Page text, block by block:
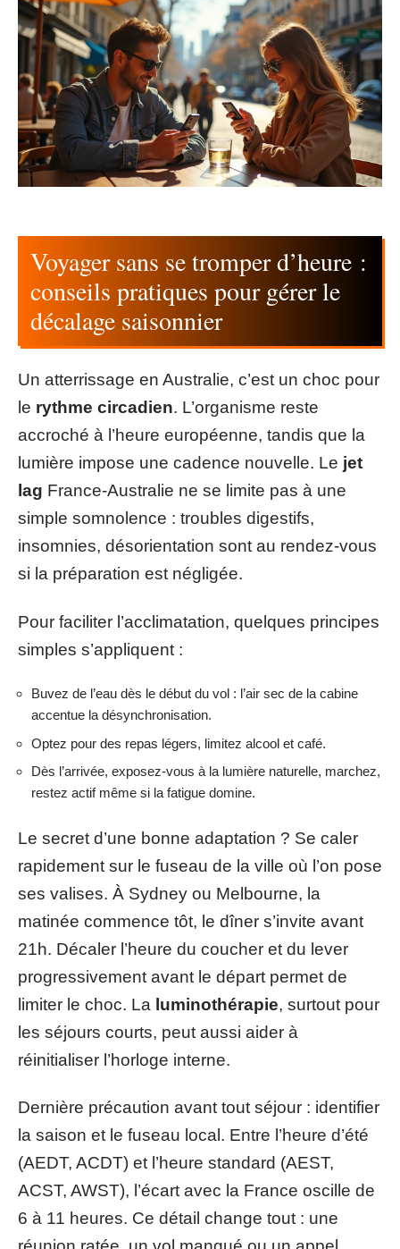
Voyager sans se tromper d’heure :
conseils pratiques pour gérer le
décalage saisonnier
Un atterrissage en Australie, c’est un choc pour
le rythme circadien. L’organisme reste
accroché à l’heure européenne, tandis que la
lumière impose une cadence nouvelle. Le jet
lag France-Australie ne se limite pas à une
simple somnolence : troubles digestifs,
insomnies, désorientation sont au rendez-vous
si la préparation est négligée.
Pour faciliter l’acclimatation, quelques principes
simples s’appliquent :
Buvez de l’eau dès le début du vol : l’air sec de la cabine
accentue la désynchronisation.
Optez pour des repas légers, limitez alcool et café.
Dès l’arrivée, exposez-vous à la lumière naturelle, marchez,
restez actif même si la fatigue domine.
Le secret d’une bonne adaptation ? Se caler
rapidement sur le fuseau de la ville où l’on pose
ses valises. À Sydney ou Melbourne, la
matinée commence tôt, le dîner s’invite avant
21h. Décaler l’heure du coucher et du lever
progressivement avant le départ permet de
limiter le choc. La luminothérapie, surtout pour
les séjours courts, peut aussi aider à
réinitialiser l’horloge interne.
Dernière précaution avant tout séjour : identifier
la saison et le fuseau local. Entre l’heure d’été
(AEDT, ACDT) et l’heure standard (AEST,
ACST, AWST), l’écart avec la France oscille de
6 à 11 heures. Ce détail change tout : une